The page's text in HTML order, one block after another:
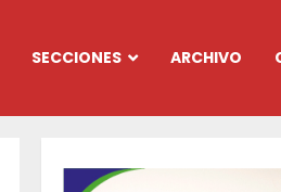
SECCIONES ARCHIVO